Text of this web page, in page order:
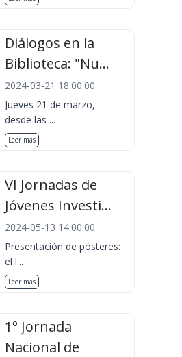
Diálogos en la
Biblioteca: "Nu...
2024-03-21 18:00:00
Jueves 21 de marzo,
desde las ...
Leer más
VI Jornadas de
Jóvenes Investi...
2024-05-13 14:00:00
Presentación de pósteres:
el l...
Leer más
1º Jornada
Nacional de